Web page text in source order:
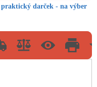
darček - na výber